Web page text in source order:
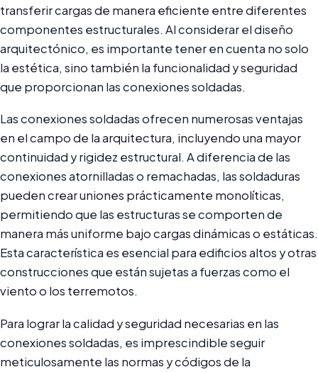
transferir cargas de manera eficiente entre diferentes
componentes estructurales. Al considerar el diseño
arquitectónico, es importante tener en cuenta no solo
la estética, sino también la funcionalidad y seguridad
que proporcionan las conexiones soldadas.
Las conexiones soldadas ofrecen numerosas ventajas
en el campo de la arquitectura, incluyendo una mayor
continuidad y rigidez estructural. A diferencia de las
conexiones atornilladas o remachadas, las soldaduras
pueden crear uniones prácticamente monolíticas,
permitiendo que las estructuras se comporten de
manera más uniforme bajo cargas dinámicas o estáticas.
Esta característica es esencial para edificios altos y otras
construcciones que están sujetas a fuerzas como el
viento o los terremotos.
Para lograr la calidad y seguridad necesarias en las
conexiones soldadas, es imprescindible seguir
meticulosamente las normas y códigos de la